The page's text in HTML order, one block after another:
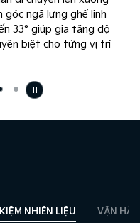
góc ngã lưng ghế linh
33° giúp gia tăng độ
biệt cho từng vị trí
NHIÊN LIỆU VẬN